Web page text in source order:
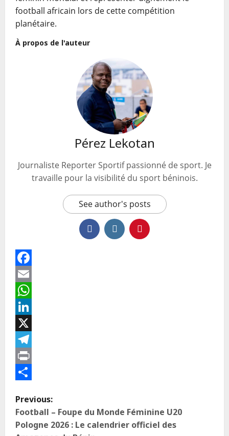
football africain lors de cette compétition
planétaire.
À propos de l'auteur
Pérez Lekotan
Journaliste Reporter Sportif passionné de sport. Je
travaille pour la visibilité du sport béninois.
See author's posts
Facebook
Email
WhatsApp
LinkedIn
X
Telegram
Print
Previous:
Football – Foupe du Monde Féminine U20
Pologne 2026 : Le calendrier officiel des